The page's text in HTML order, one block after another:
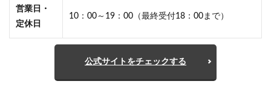
営業日・
定休日
10：00～19：00（最終受付18：00まで）
公式サイトをチェックする